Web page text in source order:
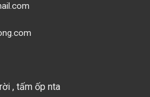
, tấm ốp nta